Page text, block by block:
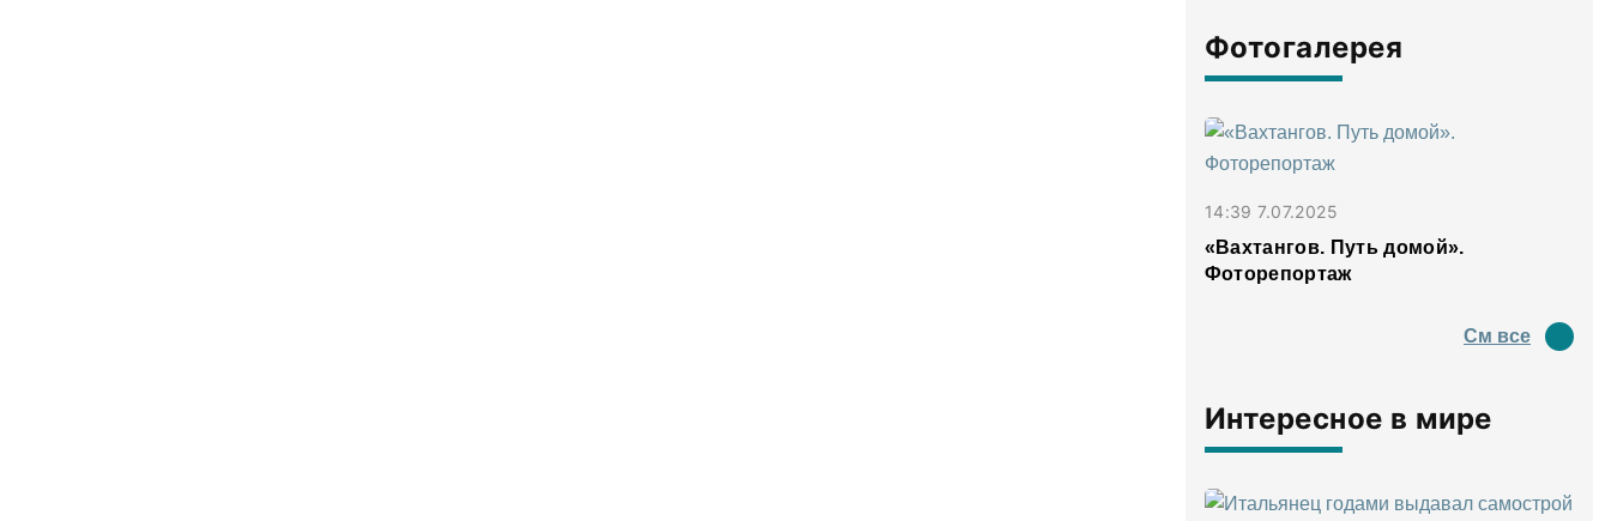
Фотогалерея
14:39 7.07.2025
«Вахтангов. Путь домой».
Фоторепортаж
См все
Интересное в мире